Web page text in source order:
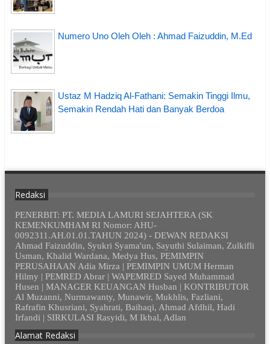
Numero Uno Oleh Oleh : Ahmad Faizuddin, M.Ed
Ustaz M Hadziq Al-Fathani: Semakin Tinggi Ilmu,
Semakin Rendah Hati dan Banyak Berdoa
Redaksi
PENERBIT: PT. MEDIA LAMURI SEJAHTERA (SK
KEMENKUMHAM RI Nomor: AHU-
0092311.AH.01.01.TAHUN 2024) - DEWAN REDAKSI
Ahmad Faizuddin, Syukri Syama'un, Sayuthi Sulaiman, Zulkifli
Usman, Khalid Wardana, Medya Hus, PEMIMPIN
PERUSAHAAN Adia Mirza | PEMIMPIN UMUM Herman
Hilmy | PEMRED Abrar | WAPEMRED Sayed Muhammad
Husen | MANAGER KEUANGAN Husban | KONTRIBUTOR
Al Muzanni, Nurmawanty, Munawir, Mukhlis, Fazliani,
Rafrafin Khusriani, Syahrati, Baihaqi, Ahmad Afdhil, Hadi
Irfandi | SIRKULASI Rasyidi, M Ikbal, Adlan
Alamat Redaksi